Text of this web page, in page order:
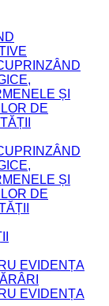
ȘI
DE
ȘI
DE
EVIDENȚA
EVIDENȚA